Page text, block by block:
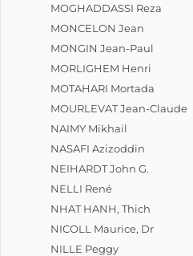
MOGHADDASSI Reza
MONCELON Jean
MONGIN Jean-Paul
MORLIGHEM Henri
MOTAHARI Mortada
MOURLEVAT Jean-Claude
NAIMY Mikhail
NASAFI Azizoddin
NEIHARDT John G.
NELLI René
NHAT HANH, Thich
NICOLL Maurice, Dr
NILLE Peggy